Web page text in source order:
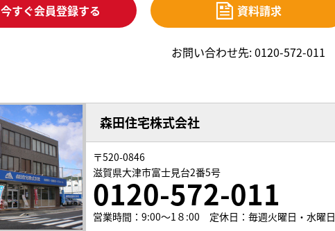
今すぐ会員登録する 資料請求
お問い合わせ先: 0120-572-011
森田住宅株式会社
〒520-0846
滋賀県大津市富士見台2番5号
0120-572-011
営業時間：9:00～1８:00 定休日：毎週火曜日・水曜日